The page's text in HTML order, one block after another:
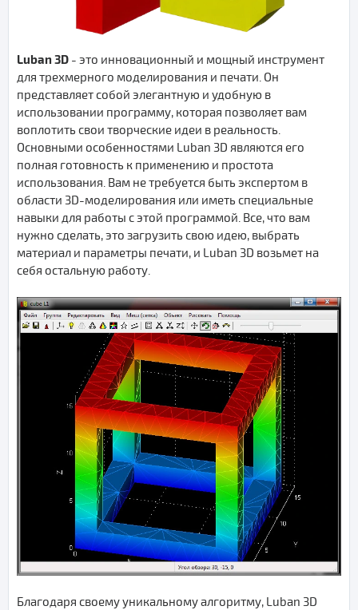
Luban 3D - это инновационный и мощный инструмент
для трехмерного моделирования и печати. Он
представляет собой элегантную и удобную в
использовании программу, которая позволяет вам
воплотить свои творческие идеи в реальность.
Основными особенностями Luban 3D являются его
полная готовность к применению и простота
использования. Вам не требуется быть экспертом в
области 3D-моделирования или иметь специальные
навыки для работы с этой программой. Все, что вам
нужно сделать, это загрузить свою идею, выбрать
материал и параметры печати, и Luban 3D возьмет на
себя остальную работу.
Благодаря своему уникальному алгоритму, Luban 3D